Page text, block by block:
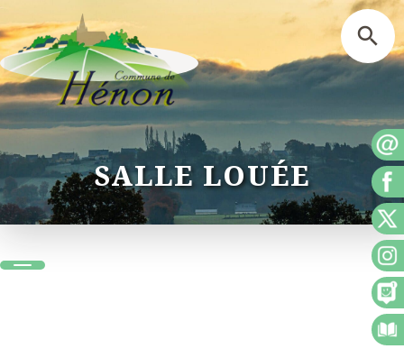
SALLE LOUÉE